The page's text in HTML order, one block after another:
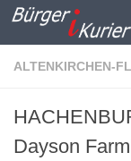
Zum Inhalt
ALTENKIRCHEN-
Dayson